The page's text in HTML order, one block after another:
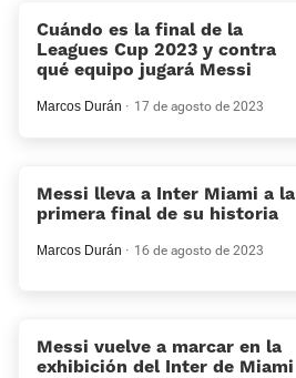
Cuándo es la final de la
Leagues Cup 2023 y contra
qué equipo jugará Messi
Marcos Durán 17 de agosto de 2023
Messi lleva a Inter Miami a la
primera final de su historia
Marcos Durán 16 de agosto de 2023
Messi vuelve a marcar en la
exhibición del Inter de Miami